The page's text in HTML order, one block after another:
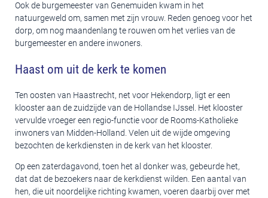
Ook de burgemeester van Genemuiden kwam in het
natuurgeweld om, samen met zijn vrouw. Reden genoeg voor het
dorp, om nog maandenlang te rouwen om het verlies van de
burgemeester en andere inwoners.
Haast om uit de kerk te komen
Ten oosten van Haastrecht, net voor Hekendorp, ligt er een
klooster aan de zuidzijde van de Hollandse IJssel. Het klooster
vervulde vroeger een regio-functie voor de Rooms-Katholieke
inwoners van Midden-Holland. Velen uit de wijde omgeving
bezochten de kerkdiensten in de kerk van het klooster.
Op een zaterdagavond, toen het al donker was, gebeurde het,
dat dat de bezoekers naar de kerkdienst wilden. Een aantal van
hen, die uit noordelijke richting kwamen, voeren daarbij over met